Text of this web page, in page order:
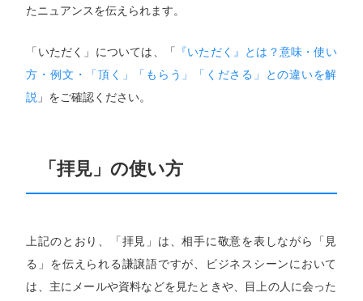
たニュアンスを伝えられます。
「いただく」については、「
『いただく』とは？意味・使い
方・例文・「頂く」「もらう」「くださる」との違いを解
説 」をご確認ください。
「拝見」の使い方
上記のとおり、「拝見」は、相手に敬意を表しながら「見
る」を伝えられる謙譲語ですが、ビジネスシーンにおいて
は、主にメールや資料などを見たときや、目上の人に会った